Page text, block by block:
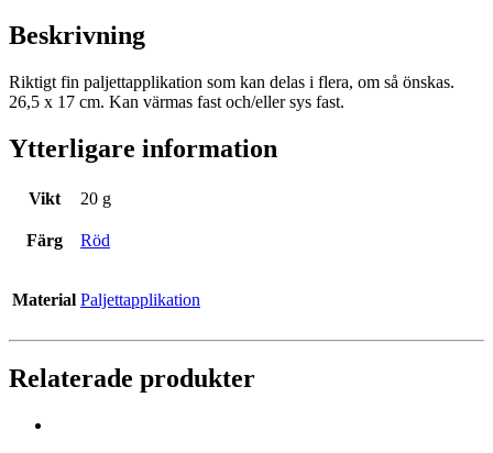
Beskrivning
Riktigt fin paljettapplikation som kan delas i flera, om så önskas.
26,5 x 17 cm. Kan värmas fast och/eller sys fast.
Ytterligare information
Vikt 20 g
Färg Röd
Material Paljettapplikation
Relaterade produkter